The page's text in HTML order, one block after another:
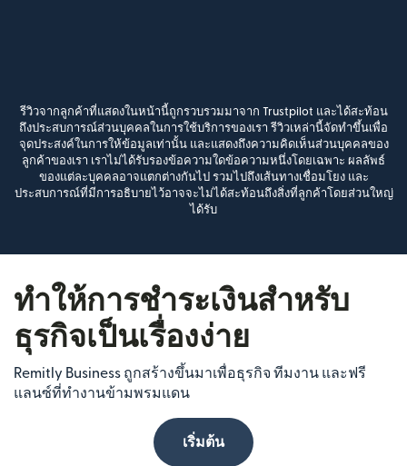
รีวิวจากลูกค้าที่แสดงในหน้านี้ถูกรวบรวมมาจาก Trustpilot และได้สะท้อน
ถึงประสบการณ์ส่วนบุคคลในการใช้บริการของเรา รีวิวเหล่านี้จัดทำขึ้นเพื่อ
จุดประสงค์ในการให้ข้อมูลเท่านั้น และแสดงถึงความคิดเห็นส่วนบุคคลของ
ลูกค้าของเรา เราไม่ได้รับรองข้อความใดข้อความหนึ่งโดยเฉพาะ ผลลัพธ์
ของแต่ละบุคคลอาจแตกต่างกันไป รวมไปถึงเส้นทางเชื่อมโยง และ
ประสบการณ์ที่มีการอธิบายไว้อาจจะไม่ได้สะท้อนถึงสิ่งที่ลูกค้าโดยส่วนใหญ่
ได้รับ
ทำให้การชำระเงินสำหรับ
ธุรกิจเป็นเรื่องง่าย
Remitly Business ถูกสร้างขึ้นมาเพื่อธุรกิจ ทีมงาน และฟรี
แลนซ์ที่ทำงานข้ามพรมแดน
เริ่มต้น